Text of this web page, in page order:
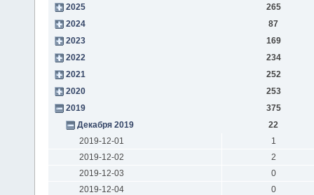
2025
265
2024
87
2023
169
2022
234
2021
252
2020
253
2019
375
Декабря 2019
22
2019-12-01
1
2019-12-02
2
2019-12-03
0
2019-12-04
0